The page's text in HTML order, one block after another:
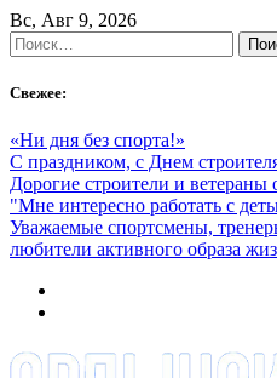
Skip
to
content
Вс, Авг 9, 2026
Найти:
Свежее:
«Ни дня без спорта!»
С праздником, с Днем
Дорогие строители и ветераны
"Мне интересно работать с
Уважаемые спортсмены,
любители активного образа